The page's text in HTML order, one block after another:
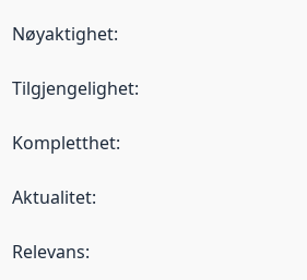
Nøyaktighet:
Tilgjengelighet:
Kompletthet:
Aktualitet:
Relevans: